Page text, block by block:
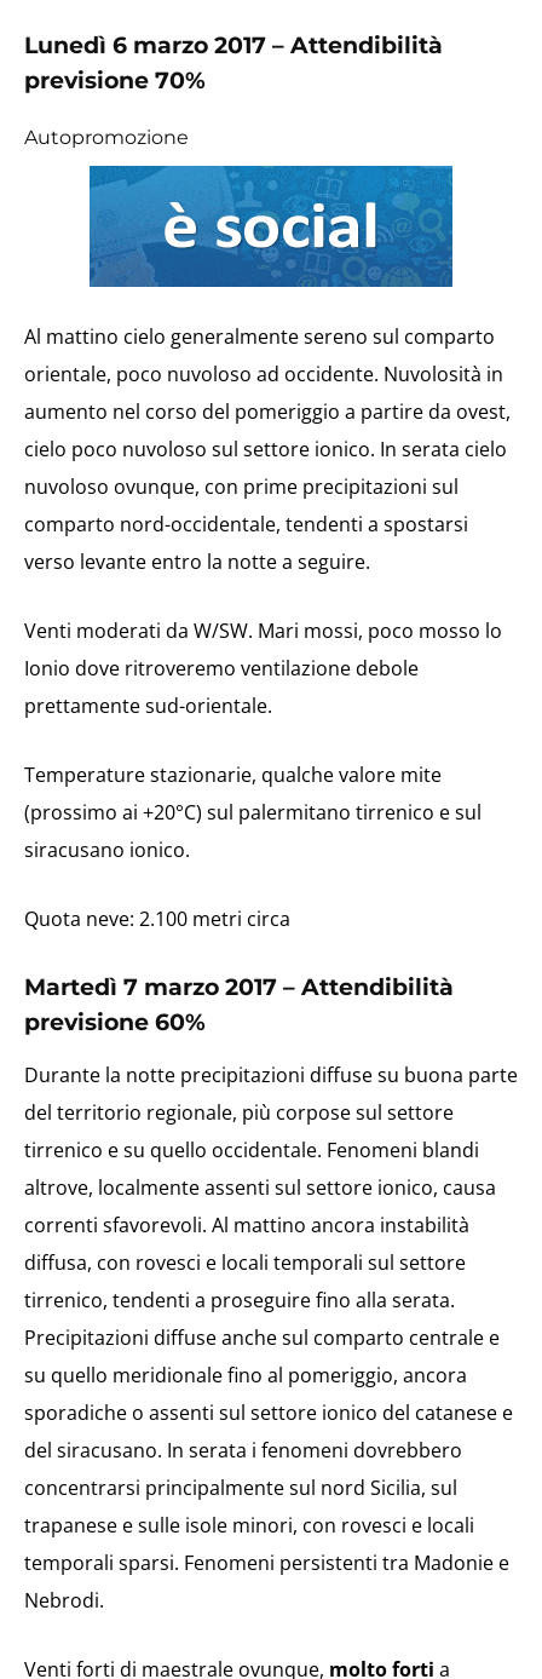
Lunedì 6 marzo 2017 – Attendibilità
previsione 70%
Autopromozione
Al mattino cielo generalmente sereno sul comparto
orientale, poco nuvoloso ad occidente. Nuvolosità in
aumento nel corso del pomeriggio a partire da ovest,
cielo poco nuvoloso sul settore ionico. In serata cielo
nuvoloso ovunque, con prime precipitazioni sul
comparto nord-occidentale, tendenti a spostarsi
verso levante entro la notte a seguire.
Venti moderati da W/SW. Mari mossi, poco mosso lo
Ionio dove ritroveremo ventilazione debole
prettamente sud-orientale.
Temperature stazionarie, qualche valore mite
(prossimo ai +20°C) sul palermitano tirrenico e sul
siracusano ionico.
Quota neve: 2.100 metri circa
Martedì 7 marzo 2017 – Attendibilità
previsione 60%
Durante la notte precipitazioni diffuse su buona parte
del territorio regionale, più corpose sul settore
tirrenico e su quello occidentale. Fenomeni blandi
altrove, localmente assenti sul settore ionico, causa
correnti sfavorevoli. Al mattino ancora instabilità
diffusa, con rovesci e locali temporali sul settore
tirrenico, tendenti a proseguire fino alla serata.
Precipitazioni diffuse anche sul comparto centrale e
su quello meridionale fino al pomeriggio, ancora
sporadiche o assenti sul settore ionico del catanese e
del siracusano. In serata i fenomeni dovrebbero
concentrarsi principalmente sul nord Sicilia, sul
trapanese e sulle isole minori, con rovesci e locali
temporali sparsi. Fenomeni persistenti tra Madonie e
Nebrodi.
Venti forti di maestrale ovunque, molto forti a